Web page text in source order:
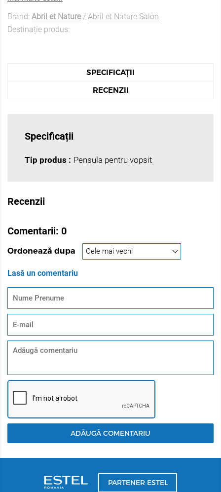
Brand: Abril et Nature/ Abril et Nature Salon
Destinație produs:
SPECIFICAȚII
RECENZII
Specificații
Tip produs : Pensula pentru vopsit
Recenzii
Comentarii: 0
Ordonează dupa
Lasă un comentariu
ADĂUGĂ COMENTARIU
PARTENER ESTEL